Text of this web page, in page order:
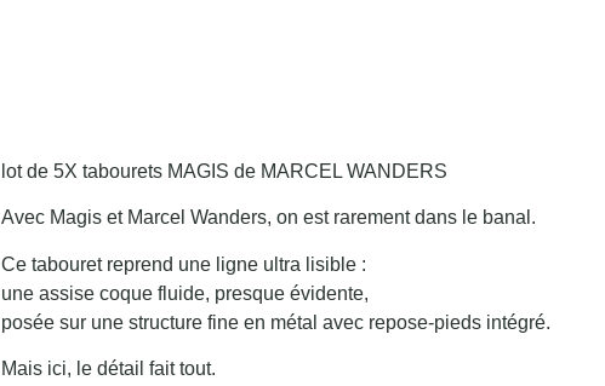
lot de 5X tabourets MAGIS de MARCEL WANDERS
Avec Magiset Marcel Wanders, on est rarement dans le banal.
Ce tabouret reprend une ligne ultra lisible :
une assise coque fluide, presque évidente,
posée sur une structure fine en métal avec repose-pieds intégré.
Mais ici, le détail fait tout.